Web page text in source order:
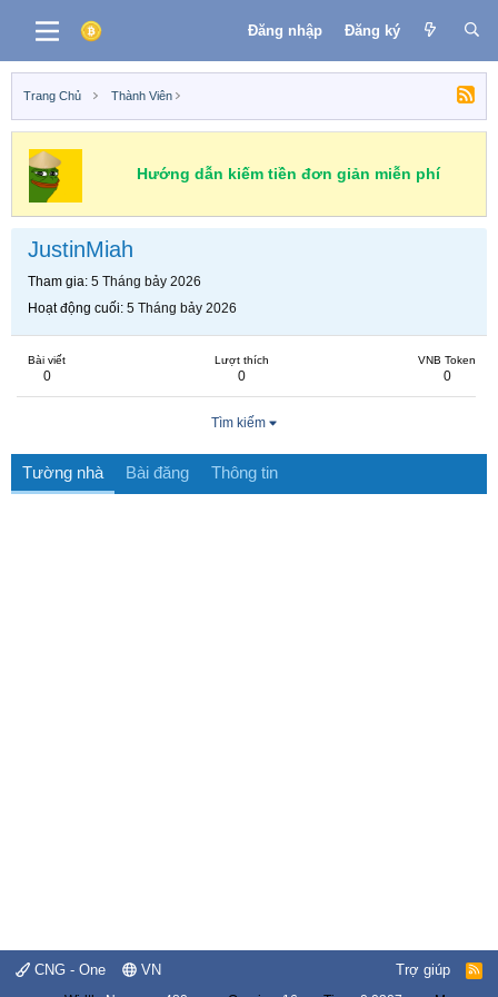
Đăng nhập Đăng ký
Trang Chủ Thành Viên
Hướng dẫn kiếm tiền đơn giản miễn phí
JustinMiah
Tham gia 5 Tháng bảy 2026
Hoạt động cuối 5 Tháng bảy 2026
Bài viết
0
Lượt thích
0
VNB Token
0
Tìm kiếm
Tường nhà Bài đăng Thông tin
CNG - One VN Trợ giúp
R